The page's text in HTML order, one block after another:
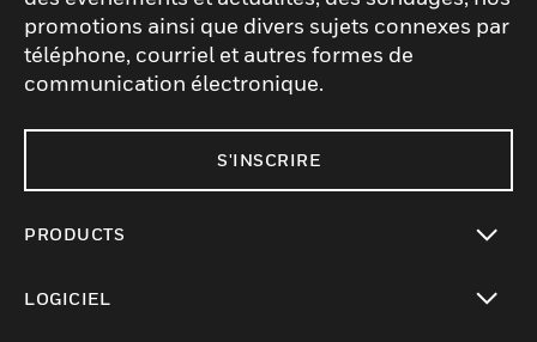
promotions ainsi que divers sujets connexes par
téléphone, courriel et autres formes de
communication électronique.
S'INSCRIRE
PRODUCTS
LOGICIEL